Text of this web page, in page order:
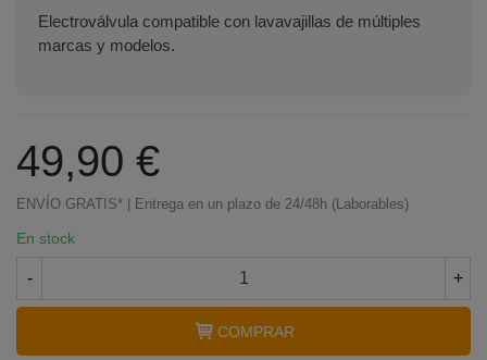
Electroválvula compatible con lavavajillas de múltiples
marcas y modelos.
49,90 €
ENVÍO GRATIS* | Entrega en un plazo de 24/48h (Laborables)
En stock
- +
COMPRAR